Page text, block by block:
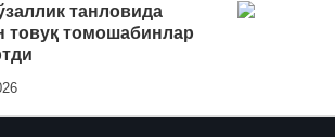
танловида
товуқ томошабинлар